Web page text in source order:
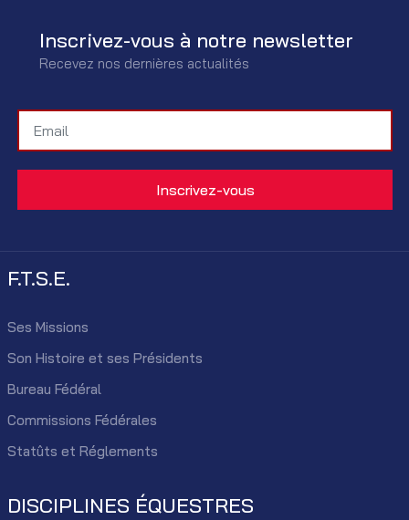
Inscrivez-vous à notre newsletter
Recevez nos dernières actualités
F.T.S.E.
Ses Missions
Son Histoire et ses Présidents
Bureau Fédéral
Commissions Fédérales
Statûts et Réglements
DISCIPLINES ÉQUESTRES